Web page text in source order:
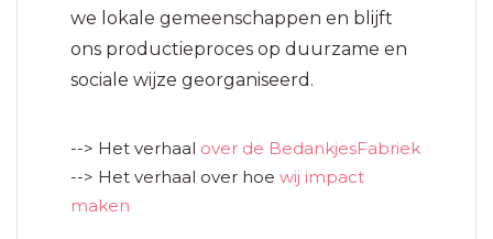
we lokale gemeenschappen en blijft
ons productieproces op duurzame en
sociale wijze georganiseerd.
--> Het verhaal over de BedankjesFabriek
--> Het verhaal over hoe wij impact
maken